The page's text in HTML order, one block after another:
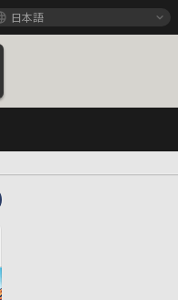
日本語